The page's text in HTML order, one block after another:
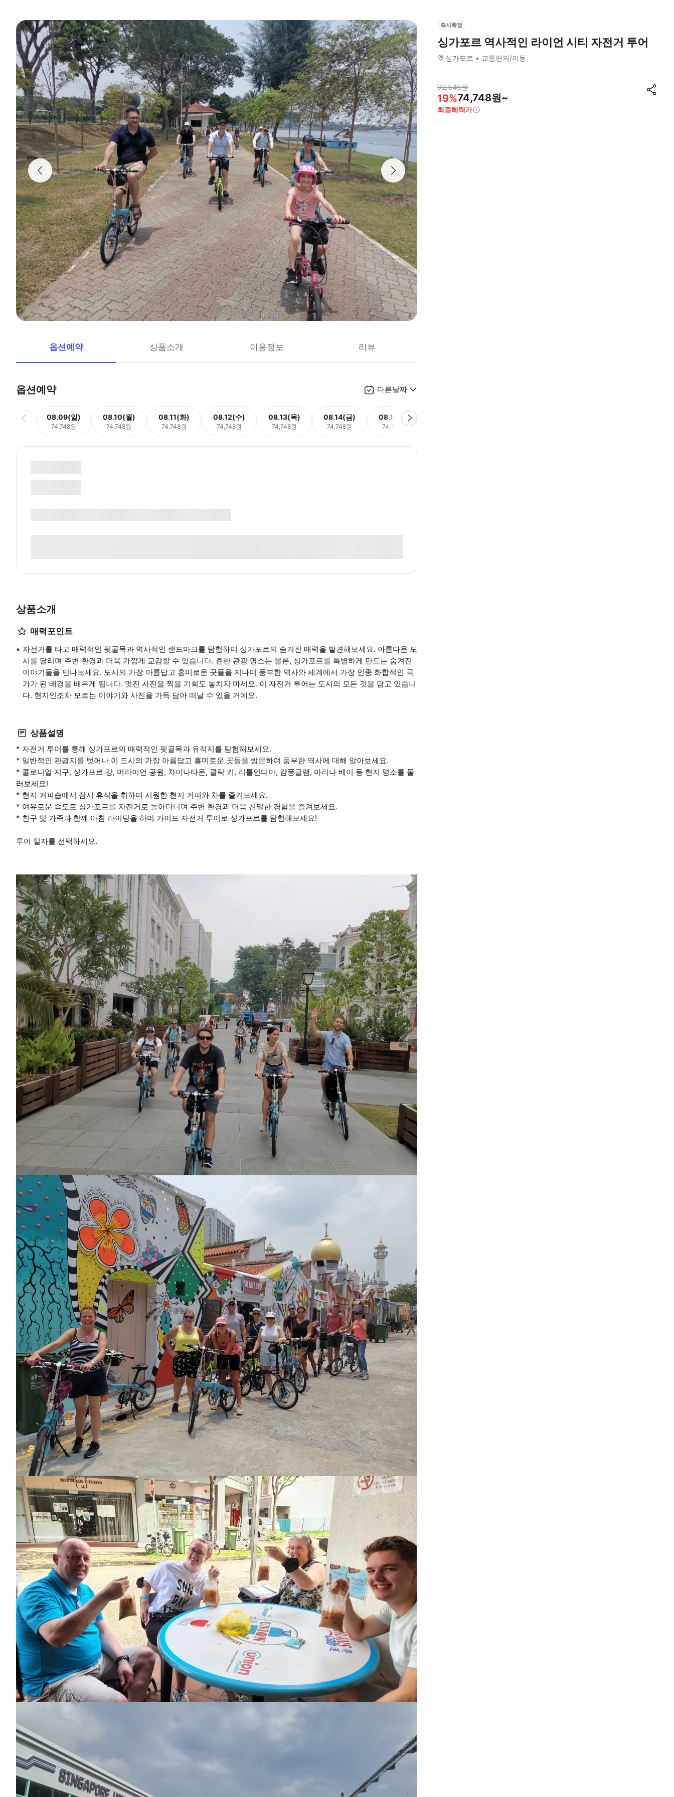
옵션예약 상품소개 이용정보 리뷰
옵션예약 다른날짜
08.09(일)
74,748원
08.10(월)
74,748원
08.11(화)
74,748원
08.12(수)
74,748원
08.13(목)
74,748원
08.14(금)
74,748원
08.15(토)
74,748원
상품소개
매력포인트
자전거를 타고 매력적인 뒷골목과 역사적인 랜드마크를 탐험하며 싱가포르의 숨겨진 매력을 발견해보세요. 아름다운 도
시를 달리며 주변 환경과 더욱 가깝게 교감할 수 있습니다. 흔한 관광 명소는 물론, 싱가포르를 특별하게 만드는 숨겨진
이야기들을 만나보세요. 도시의 가장 아름답고 흥미로운 곳들을 지나며 풍부한 역사와 세계에서 가장 인종 화합적인 국
가가 된 배경을 배우게 됩니다. 멋진 사진을 찍을 기회도 놓치지 마세요. 이 자전거 투어는 도시의 모든 것을 담고 있습니
다. 현지인조차 모르는 이야기와 사진을 가득 담아 떠날 수 있을 거예요.
상품설명
* 자전거 투어를 통해 싱가포르의 매력적인 뒷골목과 유적지를 탐험해보세요.
* 일반적인 관광지를 벗어나 이 도시의 가장 아름답고 흥미로운 곳들을 방문하여 풍부한 역사에 대해 알아보세요.
* 콜로니얼 지구, 싱가포르 강, 머라이언 공원, 차이나타운, 클락 키, 리틀인디아, 캄퐁글램, 마리나 베이 등 현지 명소를 둘
러보세요!
* 현지 커피숍에서 잠시 휴식을 취하며 시원한 현지 커피와 차를 즐겨보세요.
* 여유로운 속도로 싱가포르를 자전거로 돌아다니며 주변 환경과 더욱 친밀한 경험을 즐겨보세요.
* 친구 및 가족과 함께 아침 라이딩을 하며 가이드 자전거 투어로 싱가포르를 탐험해보세요!
투어 일자를 선택하세요.
즉시확정
싱가포르 역사적인 라이언 시티 자전거 투어
싱가포르 교통편의/이동
92,545원
19%74,748원~
최종혜택가